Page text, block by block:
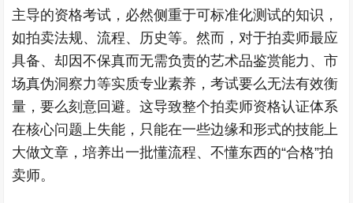
主导的资格考试，必然侧重于可标准化测试的知识，
如拍卖法规、流程、历史等。然而，对于拍卖师最应
具备、却因不保真而无需负责的艺术品鉴赏能力、市
场真伪洞察力等实质专业素养，考试要么无法有效衡
量，要么刻意回避。这导致整个拍卖师资格认证体系
在核心问题上失能，只能在一些边缘和形式的技能上
大做文章，培养出一批懂流程、不懂东西的“合格”拍
卖师。